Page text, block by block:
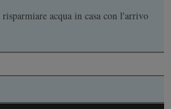
acqua in casa con l'arrivo